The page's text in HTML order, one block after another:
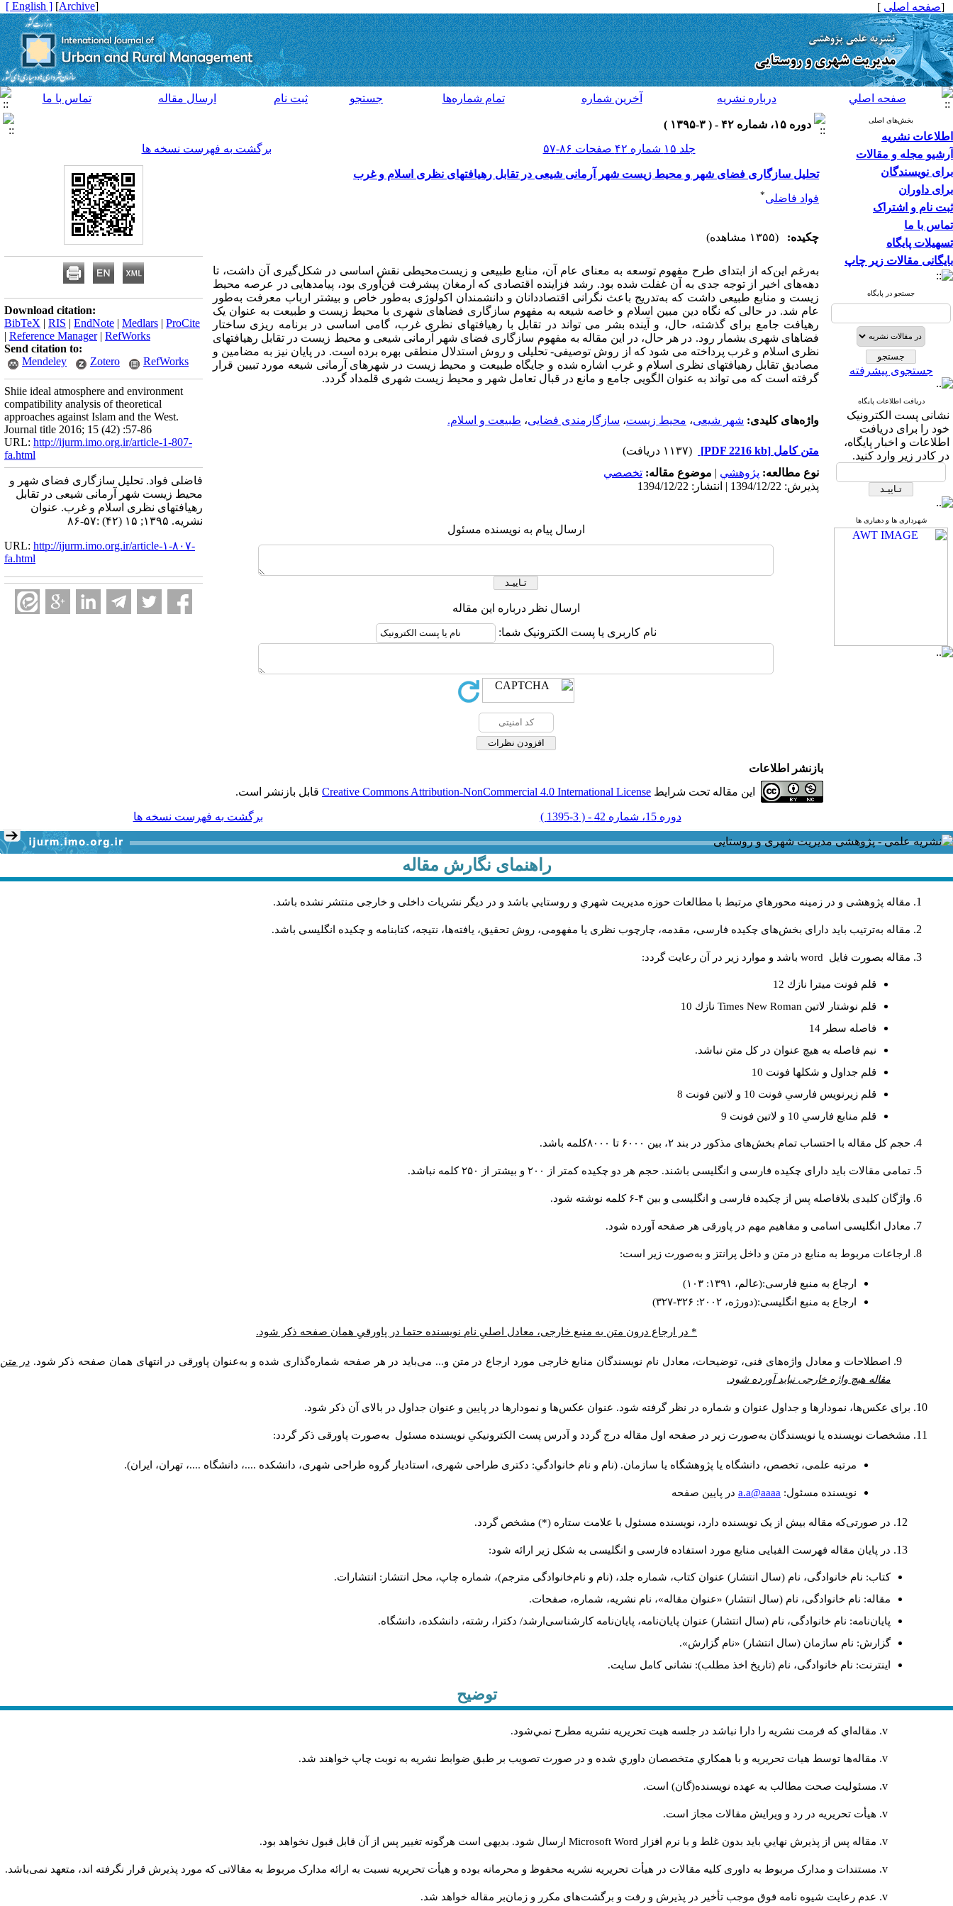
[صفحه اصلی ]
[
Archive
]
[ English ]
صفحه اصلي درباره نشريه آخرين شماره تمام شماره‌ها جستجو ثبت نام ارسال مقاله تماس با ما
بخش‌های اصلی
اطلاعات نشریه
آرشیو مجله و مقالات
برای نویسندگان
برای داوران
ثبت نام و اشتراک
تماس با ما
تسهیلات پایگاه
بایگانی مقالات زیر چاپ
جستجو در پایگاه
جستجوی پیشرفته
دریافت اطلاعات پایگاه
نشانی پست الکترونیک
خود را برای دریافت
اطلاعات و اخبار پایگاه،
در کادر زیر وارد کنید.
شهرداری ها و دهیاری ها
دوره ۱۵، شماره ۴۲ - ( ۳-۱۳۹۵ )
جلد ۱۵ شماره ۴۲ صفحات ۸۶-۵۷
برگشت به فهرست نسخه ها
تحلیل سازگاری فضای شهر و محیط زیست شهر آرمانی شیعی در تقابل رهیافتهای نظری اسلام و غرب
فواد فاضلی*
چکیده: (۱۳۵۵ مشاهده)
به‌رغم این‌که از ابتدای طرح مفهوم توسعه به­ معنای عام آن، منابع طبیعی و زیست‌محیطی نقش اساسی در شکل‌گیری آن داشت، تا
دهه‌های اخیر از توجه جدی به آن غفلت شده بود. رشد فزاینده اقتصادی که ارمغان پیشرفت فن‌آوری بود، پیامدهایی در عرصه محیط
زیست و منابع طبیعی داشت که به‌تدریج باعث نگرانی اقتصاددانان و دانشمندان اکولوژی به‌طور خاص و بیشتر ارباب معرفت به‌طور
عام شد. ‌ در حالی که نگاه دین مبین اسلام و خاصه شیعه به مفهوم سازگاری فضاهای شهری با محیط زیست و طبیعت به عنوان یک
رهیافت جامع برای گذشته، حال، و آینده بشر می تواند در تقابل با رهیافتهای نظری غرب، گامی اساسی در برنامه ریزی ساختار
فضاهای شهری بشمار رود. در هر حال، در این مقاله به مفهوم سازگاری فضای شهر آرمانی شیعی و محیط زیست در تقابل رهیافتهای
نظری اسلام و غرب پرداخته می شود که از روش توصیفی- تحلیلی و روش استدلال منطقی بهره برده است. در پایان نیز به مضامین و
مصادیق تقابل رهیافتهای نظری اسلام و غرب اشاره شده و جایگاه طبیعت و محیط زیست در شهرهای آرمانی شیعه مورد تبیین قرار
گرفته است که می تواند به عنوان الگویی جامع و مانع در قبال تعامل شهر و محیط زیست شهری قلمداد گردد.
واژه‌های کلیدی: شهر شیعی، محیط زیست، سازگارمندی فضایی، طبیعت و اسلام.
متن کامل [PDF 2216 kb]
(۱۱۳۷ دریافت)
نوع مطالعه: پژوهشي | موضوع مقاله: تخصصي
پذیرش: 1394/12/22 | انتشار: 1394/12/22
ارسال پیام به نویسنده مسئول
ارسال نظر درباره این مقاله
نام کاربری یا پست الکترونیک شما:
Download citation:
BibTeX | RIS | EndNote | Medlars | ProCite
| Reference Manager| RefWorks
Send citation to:
Mendeley
Zotero RefWorks
Shiie ideal atmosphere and environment
compatibility analysis of theoretical
approaches against Islam and the West.
Journal title 2016; 15 (42) :57-86
URL: http://ijurm.imo.org.ir/article-1-807-
fa.html
فاضلی فواد. تحلیل سازگاری فضای شهر و
محیط زیست شهر آرمانی شیعی در تقابل
رهیافتهای نظری اسلام و غرب. عنوان
نشریه. ۱۳۹۵; ۱۵ (۴۲) :۵۷-۸۶
URL: http://ijurm.imo.org.ir/article-۱-۸۰۷-
fa.html
بازنشر اطلاعات
این مقاله تحت شرایط Creative Commons Attribution-NonCommercial 4.0 International License قابل بازنشر است.
دوره 15، شماره 42 - ( 3-1395 ) برگشت به فهرست نسخه ها
راهنمای نگارش مقاله
مقاله پژوهشی و در زمینه محورهاي مرتبط با مطالعات حوزه مديريت شهري و روستايي باشد و در دیگر نشریات داخلی و خارجی منتشر نشده باشد.
مقاله به‌ترتیب باید دارای بخش‌های چکیده فارسی، مقدمه، چارچوب نظری یا مفهومی، روش تحقیق، یافته‌ها، نتیجه، کتابنامه و چکیده انگلیسی باشد.
مقاله بصورت فايل word باشد و موارد زير در آن رعايت گردد:
قلم فونت ميترا نازك 12
قلم نوشتار لاتين Times New Roman نازك 10
فاصله سطر 14
نيم فاصله به هيچ عنوان در كل متن نباشد.
قلم جداول و شكلها فونت 10
قلم زيرنويس فارسي فونت 10 و لاتين فونت 8
قلم منابع فارسي 10 و لاتين فونت 9
حجم کل مقاله با احتساب تمام بخش‌های مذکور در بند ۲، بین ۶۰۰۰ تا ۸۰۰۰کلمه باشد.
تمامی مقالات باید دارای چکیده فارسی و انگلیسی باشند. حجم هر دو چکیده کمتر از ۲۰۰ و بیشتر از ۲۵۰ کلمه نباشد.
واژگان کلیدی بلافاصله پس از چکیده فارسی و انگلیسی و بین ۴-۶ کلمه نوشته شود.
معادل انگلیسی اسامی و مفاهیم مهم در پاورقی هر صفحه آورده شود.
ارجاعات مربوط به منابع در متن و داخل پرانتز و به‌صورت زیر است:
ارجاع به منبع فارسی:(عالم، ۱۳۹۱: ۱۰۳)
ارجاع به منبع انگلیسی:(دورژه، ۲۰۰۲: ۳۲۶-۳۲۷)
* در ارجاع درون متن به منبع خارجی، معادل اصلیِ نام نویسنده حتما در پاورقیِ همان صفحه ذکر شود.
اصطلاحات و معادل واژه‌های فنی، توضیحات، معادل نام نویسندگان منابع خارجی مورد ارجاع در متن و... می‌باید در هر صفحه شماره‌گذاری شده و به‌عنوان پاورقی در انتهای همان صفحه ذکر شود. در متن
مقاله هیچ واژه خارجی نباید آورده شود.
برای عکس‌ها، نمودارها و جداول عنوان و شماره در نظر گرفته شود. عنوان عکس‌ها و نمودارها در پایین و عنوان جداول در بالای آن ذکر شود.
مشخصات نویسنده یا نویسندگان به‌صورت زیر در صفحه اول مقاله درج گردد و آدرس پست الكترونيكي نويسنده مسئول به‌صورت پاورقی ذکر گردد:
مرتبه علمی، تخصص، دانشگاه یا پژوهشگاه یا سازمان. (نام و نام خانوادگي: دکتری طراحی شهری، استادیار گروه طراحی شهری، دانشکده ....، دانشگاه ....، تهران، ایران).
نويسنده مسئول: a.a@aaaa در پايين صفحه
در صورتی‌که مقاله بیش از یک نویسنده دارد، نویسنده مسئول با علامت ستاره (*) مشخص گردد.
در پایان مقاله فهرست الفبایی منابع مورد استفاده فارسی و انگلیسی به شکل زیر ارائه شود:
کتاب: نام خانوادگی، نام (سال انتشار) عنوان کتاب، شماره جلد، (نام و نام‌خانوادگی مترجم)، شماره چاپ، محل انتشار: انتشارات.
مقاله: نام خانوادگی، نام (سال انتشار) «عنوان مقاله»، نام نشریه، شماره، صفحات.
پایان‌نامه: نام خانوادگی، نام (سال انتشار) عنوان پایان‌نامه، پایان‌نامه کارشناسی‌ارشد/ دکترا، رشته، دانشکده، دانشگاه.
گزارش: نام سازمان (سال انتشار) «نام گزارش».
اینترنت: نام خانوادگی، نام (تاریخ اخذ مطلب): نشانی کامل سایت.
توضیح
مقاله‌اي كه فرمت نشريه را دارا نباشد در جلسه هيت تحريريه نشريه مطرح نمي‌شود.
مقاله‌ها توسط هیات تحريريه و با همکاري متخصصان داوري شده و در صورت تصويب بر طبق ضوابط نشريه به نوبت چاپ خواهند شد.
مسئوليت صحت مطالب به عهده نويسنده(گان) است.
هيأت تحريريه در رد و ويرايش مقالات مجاز است.
مقاله پس از پذيرش نهايي باید بدون غلط و با نرم افزار Microsoft Word ارسال شود. بدیهی است هرگونه تغییر پس از آن قابل قبول نخواهد بود.
مستندات و مدارک مربوط به داوری کلیه مقالات در هیأت تحریریه نشریه محفوظ و محرمانه بوده و هیأت تحریریه نسبت به ارائه مدارک مربوط به مقالاتی که مورد پذیرش قرار نگرفته اند، متعهد نمی‌باشد.
عدم رعایت شیوه نامه فوق موجب تأخیر در پذیرش و رفت و برگشت‌‌های مکرر و زمان‌بر مقاله خواهد شد.